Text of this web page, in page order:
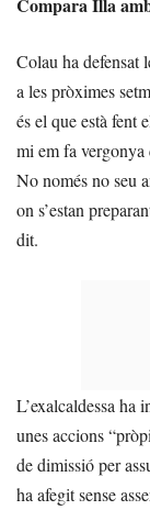
Colau ha defensat
a les pròximes
és el que està fent
mi em fa vergonya
No només no seu
on s’estan
dit.
L’exalcaldessa ha
unes accions
de dimissió per
ha afegit sense